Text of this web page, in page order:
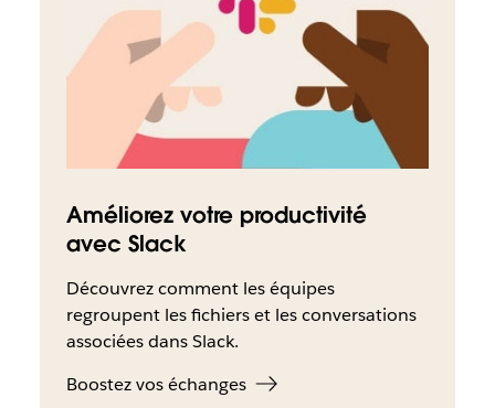
Améliorez votre productivité
avec Slack
Découvrez comment les équipes
regroupent les fichiers et les conversations
associées dans Slack.
Boostez vos échanges